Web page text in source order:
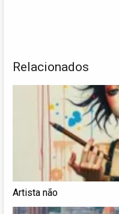
Relacionados
Artista não